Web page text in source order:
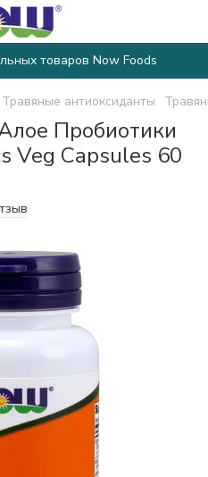
товаров Now Foods
Травяные антиоксиданты
Пробиотики
Veg Capsules 60